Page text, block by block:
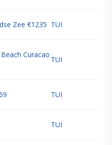
Zee €1235 TUI
Curacao
TUI
TUI
TUI